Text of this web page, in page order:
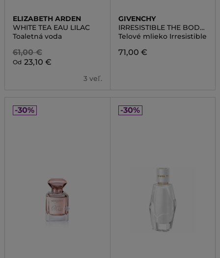
ELIZABETH ARDEN
WHITE TEA EAU LILAC
Toaletná voda
61,00 €
Od 23,10 €
3 veľ.
GIVENCHY
IRRESISTIBLE THE BODY
MILK
Telové mlieko Irresistible
71,00 €
-30% -30%